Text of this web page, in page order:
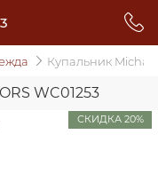
Купальник
WC01253
СКИДКА 20%